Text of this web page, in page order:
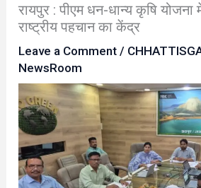
रायपुर : पीएम धन-धान्य कृषि
राष्ट्रीय पहचान का केंद्र
Leave a Comment /
NewsRoom